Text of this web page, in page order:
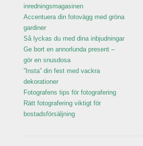
inredningsmagasinen
Accentuera din fotovägg med gröna
gardiner
Så lyckas du med dina inbjudningar
Ge bort en annorlunda present –
gör en snusdosa
”Insta” din fest med vackra
dekorationer
Fotografens tips för fotografering
Rätt fotografering viktigt för
bostadsförsäljning